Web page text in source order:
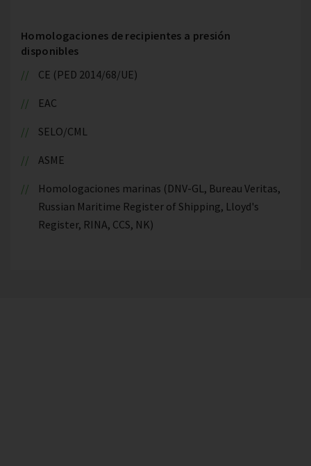
Homologaciones de recipientes a presión
disponibles
CE (PED 2014/68/UE)
EAC
SELO/CML
ASME
Homologaciones marinas (DNV-GL, Bureau Veritas,
Russian Maritime Register of Shipping, Lloyd's
Register, RINA, CCS, NK)